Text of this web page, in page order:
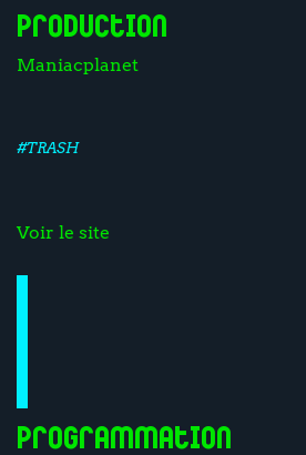
Production
Maniacplanet
#TRASH
Voir le site
Programmation